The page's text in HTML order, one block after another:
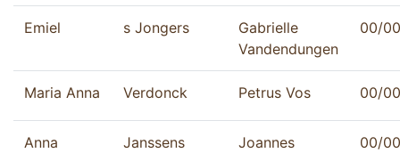
Emiel s Jongers
Gabrielle
Vandendungen
00/
Maria Anna Verdonck Petrus Vos 00/
Anna
Janssens
Joannes
00/